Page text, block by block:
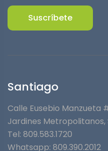
Suscríbete
Santiago
Calle Eusebio Manzueta
Jardines Metropolitanos⁣,
Tel: 809.583.1720
Whatsapp: 809.390.2012